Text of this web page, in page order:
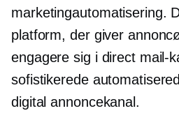
marketingautomatisering.
platform, der giver
engagere sig i direct mail-
sofistikerede
digital annoncekanal.